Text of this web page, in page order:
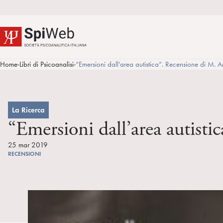
Home>Libri di Psicoanalisi>“Emersioni dall’area autistica”. Recensione di M.
La Ricerca
“Emersioni dall’area
25 mar 2019
RECENSIONI